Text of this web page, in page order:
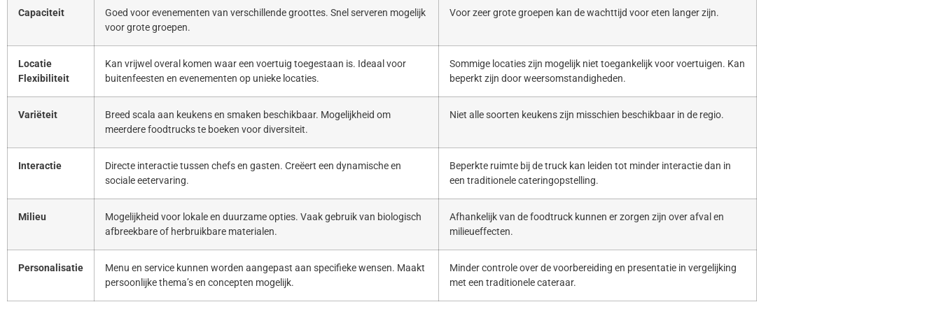
Capaciteit
Goed voor evenementen van verschillende groottes. Snel serveren mogelijk
voor grote groepen.
Voor zeer grote groepen kan de wachttijd voor eten langer zijn.
Locatie
Flexibiliteit
Kan vrijwel overal komen waar een voertuig toegestaan is. Ideaal voor
buitenfeesten en evenementen op unieke locaties.
Sommige locaties zijn mogelijk niet toegankelijk voor voertuigen. Kan
beperkt zijn door weersomstandigheden.
Variëteit
Breed scala aan keukens en smaken beschikbaar. Mogelijkheid om
meerdere foodtrucks te boeken voor diversiteit.
Niet alle soorten keukens zijn misschien beschikbaar in de regio.
Interactie
Directe interactie tussen chefs en gasten. Creëert een dynamische en
sociale eetervaring.
Beperkte ruimte bij de truck kan leiden tot minder interactie dan in
een traditionele cateringopstelling.
Milieu
Mogelijkheid voor lokale en duurzame opties. Vaak gebruik van biologisch
afbreekbare of herbruikbare materialen.
Afhankelijk van de foodtruck kunnen er zorgen zijn over afval en
milieueffecten.
Personalisatie
Menu en service kunnen worden aangepast aan specifieke wensen. Maakt
persoonlijke thema’s en concepten mogelijk.
Minder controle over de voorbereiding en presentatie in vergelijking
met een traditionele cateraar.